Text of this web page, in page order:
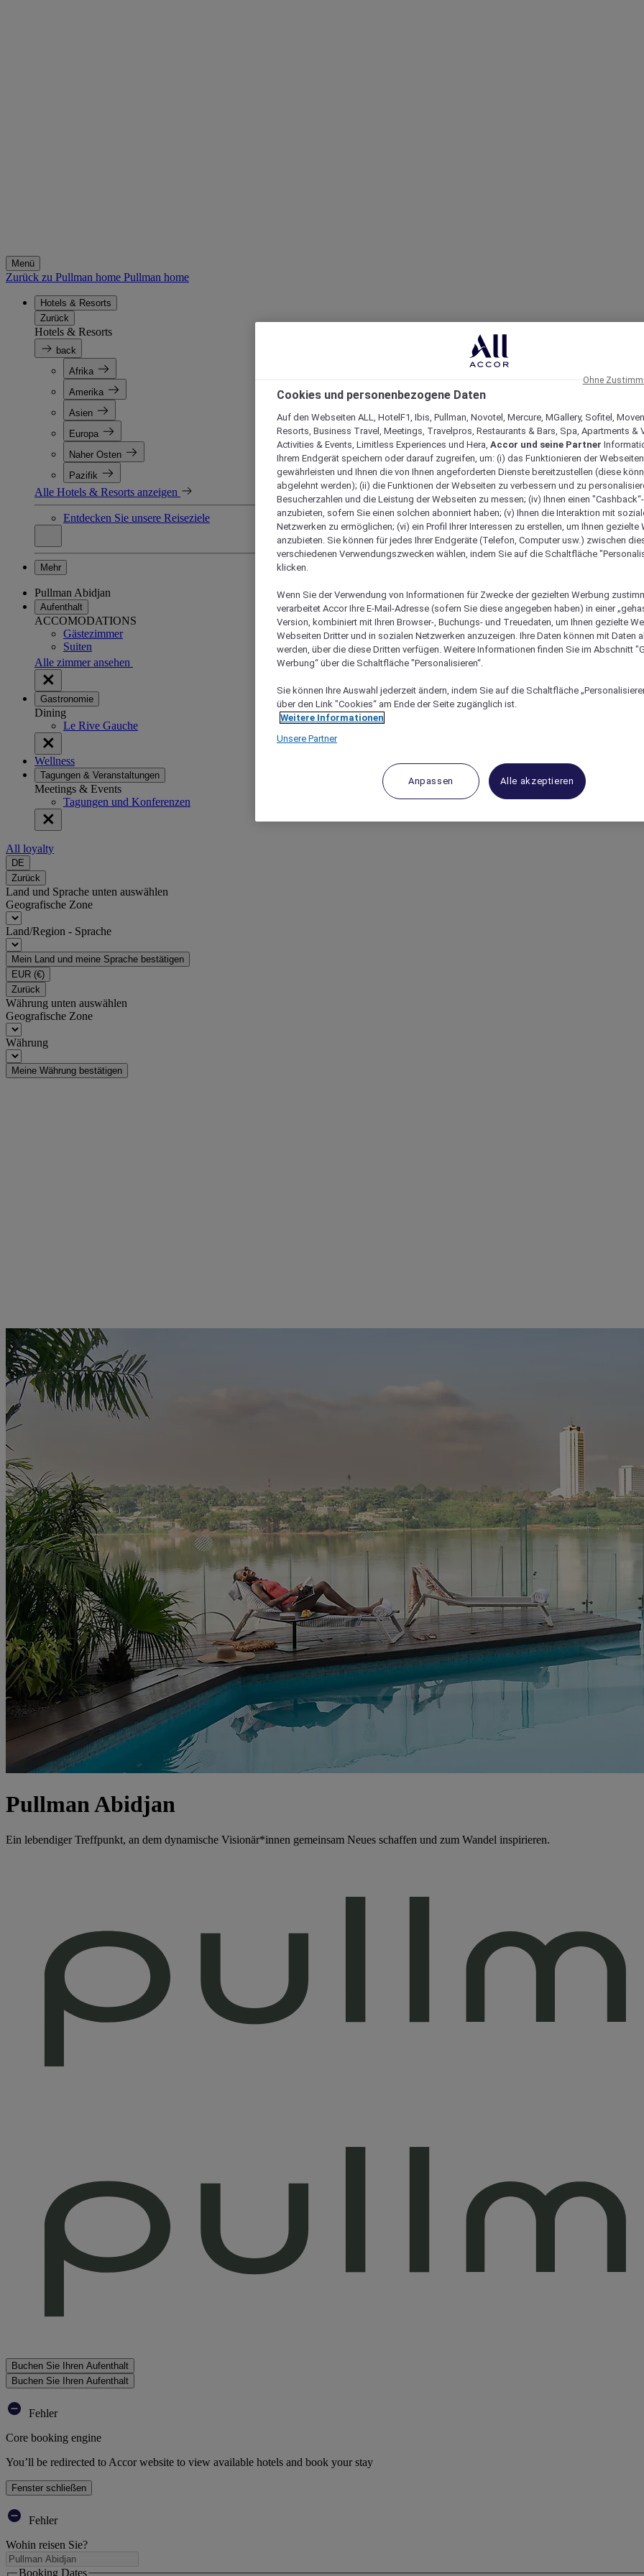
Menü
Zurück zu Pullman home Pullman home
Hotels & Resorts
Zurück
Hotels & Resorts
back
Afrika
Amerika
Asien
Europa
Naher Osten
Pazifik
Alle Hotels & Resorts anzeigen
Entdecken Sie unsere Reiseziele
Mehr
Pullman Abidjan
Aufenthalt
ACCOMODATIONS
Gästezimmer
Suiten
Alle zimmer ansehen
Gastronomie
Dining
Le Rive Gauche
Wellness
Tagungen & Veranstaltungen
Meetings & Events
Tagungen und Konferenzen
All loyalty
DE
Zurück
Land und Sprache unten auswählen
Geografische Zone
Land/Region - Sprache
Mein Land und meine Sprache bestätigen
EUR (€)
Zurück
Währung unten auswählen
Geografische Zone
Währung
Meine Währung bestätigen
Pullman Abidjan
Ein lebendiger Treffpunkt, an dem dynamische Visionär*innen gemeinsam Neues schaffen und zum Wandel inspirieren.
Buchen Sie Ihren Aufenthalt
Buchen Sie Ihren Aufenthalt
Fehler
Core booking engine
You’ll be redirected to Accor website to view available hotels and book your stay
Fenster schließen
Fehler
Wohin reisen Sie?
Booking Dates
Cookies und personenbezogene Daten
Auf den Webseiten ALL, HotelF1, Ibis, Pullman, Novotel, Mercure, MGallery, Sofitel,
Resorts, Business Travel, Meetings, Travelpros, Restaurants & Bars, Spa, Apartments &
Activities & Events, Limitless Experiences und Hera, Accor und seine Partner
Ihrem Endgerät speichern oder darauf zugreifen, um: (i) das Funktionieren der
gewährleisten und Ihnen die von Ihnen angeforderten Dienste bereitzustellen (diese
abgelehnt werden); (ii) die Funktionen der Webseiten zu verbessern und zu
Besucherzahlen und die Leistung der Webseiten zu messen; (iv) Ihnen einen
anzubieten, sofern Sie einen solchen abonniert haben; (v) Ihnen die Interaktion mit
Netzwerken zu ermöglichen; (vi) ein Profil Ihrer Interessen zu erstellen, um Ihnen gezielte
anzubieten. Sie können für jedes Ihrer Endgeräte (Telefon, Computer usw.) zwischen
verschiedenen Verwendungszwecken wählen, indem Sie auf die Schaltfläche
klicken.
Wenn Sie der Verwendung von Informationen für Zwecke der gezielten Werbung
verarbeitet Accor Ihre E-Mail-Adresse (sofern Sie diese angegeben haben) in einer
Version, kombiniert mit Ihren Browser-, Buchungs- und Treuedaten, um Ihnen gezielte
Webseiten Dritter und in sozialen Netzwerken anzuzeigen. Ihre Daten können mit Daten
werden, über die diese Dritten verfügen. Weitere Informationen finden Sie im Abschnitt
Werbung“ über die Schaltfläche "Personalisieren“.
Sie können Ihre Auswahl jederzeit ändern, indem Sie auf die Schaltfläche
über den Link "Cookies“ am Ende der Seite zugänglich ist.
Weitere Informationen
Unsere Partner
Anpassen Alle akzeptieren
Ohne